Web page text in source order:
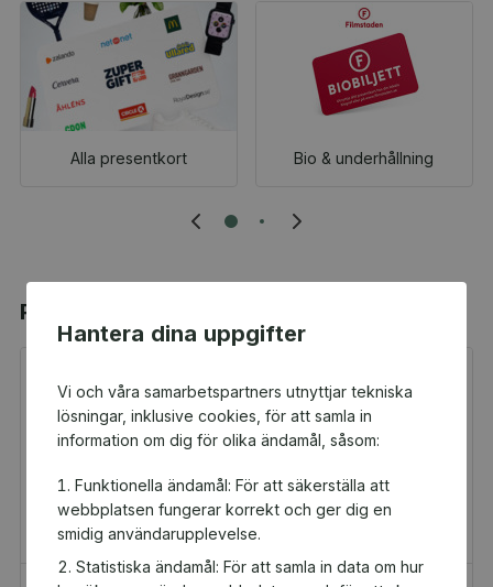
Hantera dina uppgifter
Vi och våra samarbetspartners utnyttjar tekniska
lösningar, inklusive cookies, för att samla in
information om dig för olika ändamål, såsom:
Funktionella ändamål: För att säkerställa att
webbplatsen fungerar korrekt och ger dig en
smidig användarupplevelse.
Statistiska ändamål: För att samla in data om hur
Alla presentkort Bio & underhållning
Populära produkter